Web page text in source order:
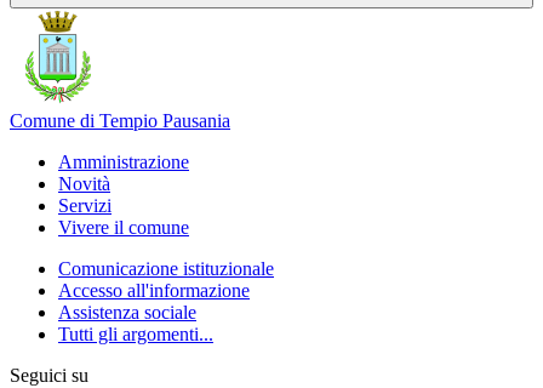
Comune di Tempio Pausania
Amministrazione
Novità
Servizi
Vivere il comune
Comunicazione istituzionale
Accesso all'informazione
Assistenza sociale
Tutti gli argomenti...
Seguici su